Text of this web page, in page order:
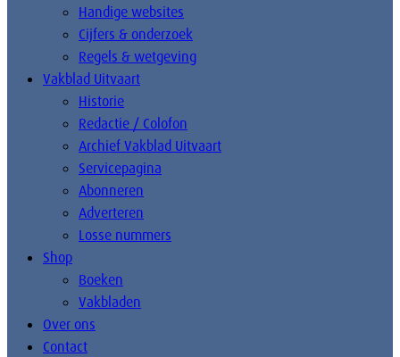
Handige websites
Cijfers & onderzoek
Regels & wetgeving
Vakblad Uitvaart
Historie
Redactie / Colofon
Archief Vakblad Uitvaart
Servicepagina
Abonneren
Adverteren
Losse nummers
Shop
Boeken
Vakbladen
Over ons
Contact